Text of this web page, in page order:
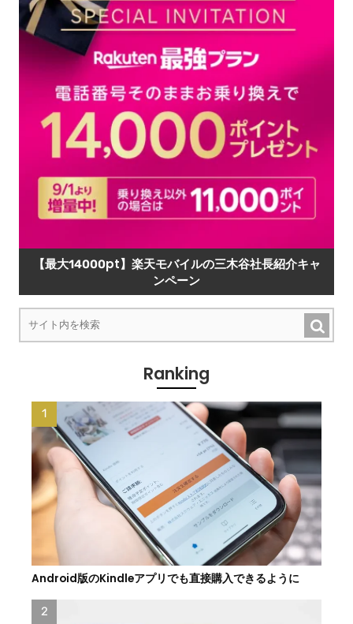
【最大14000pt】楽天モバイルの三木谷社長紹介キャ
ンペーン
Ranking
Android版のKindleアプリでも直接購入できるように